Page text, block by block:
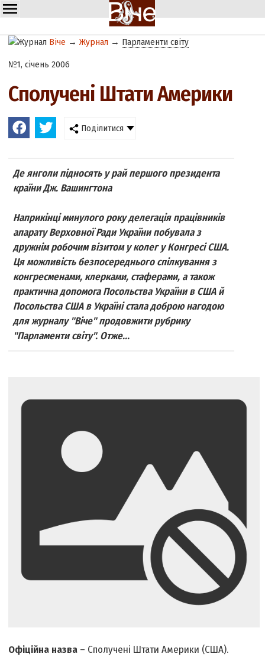
Віче →Журнал → Парламенти світу
№1, січень 2006
Сполучені Штати Америки
Поділитися
Де янголи підносять у рай першого президента
країни Дж. Вашингтона
Наприкінці минулого року делегація працівників
апарату Верховної Ради України побувала з
дружнім робочим візитом у колег у Конгресі США.
Ця можливість безпосереднього спілкування з
конгресменами, клерками, стаферами, а також
практична допомога Посольства України в США й
Посольства США в Україні стала доброю нагодою
для журналу "Віче" продовжити рубрику
"Парламенти світу". Отже...
Офіційна назва – Сполучені Штати Америки (США).